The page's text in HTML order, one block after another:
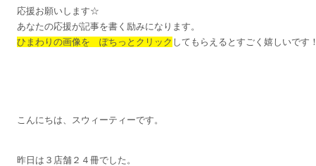
応援お願いします☆
あなたの応援が記事を書く励みになります。
ひまわりの画像を ぽちっとクリック してもらえるとすごく嬉しいです！
こんにちは、スウィーティーです。
昨日は３店舗２４冊でした。